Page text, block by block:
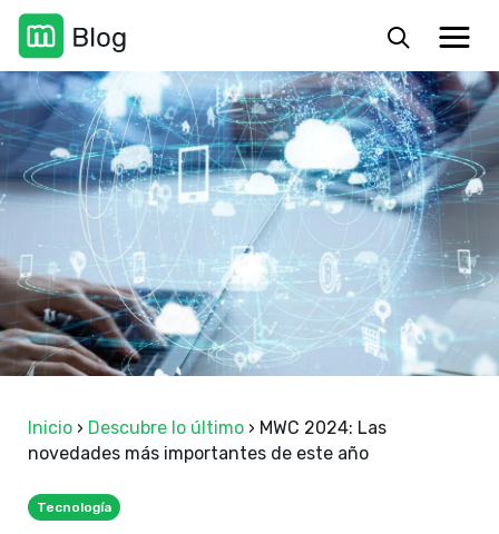
Inicio › Descubre lo último › MWC 2024: Las
novedades más importantes de este año
Tecnología